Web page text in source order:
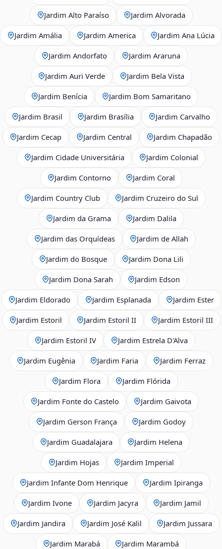
Jardim Alto Paraíso Jardim Alvorada
Jardim Amália Jardim America Jardim Ana Lúcia
Jardim Andorfato Jardim Araruna
Jardim Auri Verde Jardim Bela Vista
Jardim Benícia Jardim Bom Samaritano
Jardim Brasil Jardim Brasília Jardim Carvalho
Jardim Cecap Jardim Central Jardim Chapadão
Jardim Cidade Universitária Jardim Colonial
Jardim Contorno Jardim Coral
Jardim Country Club Jardim Cruzeiro do Sul
Jardim da Grama Jardim Dalila
Jardim das Orquídeas Jardim de Allah
Jardim do Bosque Jardim Dona Lili
Jardim Dona Sarah Jardim Edson
Jardim Eldorado Jardim Esplanada Jardim Ester
Jardim Estoril Jardim Estoril II Jardim Estoril III
Jardim Estoril IV Jardim Estrela D'Alva
Jardim Eugênia Jardim Faria Jardim Ferraz
Jardim Flora Jardim Flórida
Jardim Fonte do Castelo Jardim Gaivota
Jardim Gerson França Jardim Godoy
Jardim Guadalajara Jardim Helena
Jardim Hojas Jardim Imperial
Jardim Infante Dom Henrique Jardim Ipiranga
Jardim Ivone Jardim Jacyra Jardim Jamil
Jardim Jandira Jardim José Kalil Jardim Jussara
Jardim Marabá Jardim Marambá